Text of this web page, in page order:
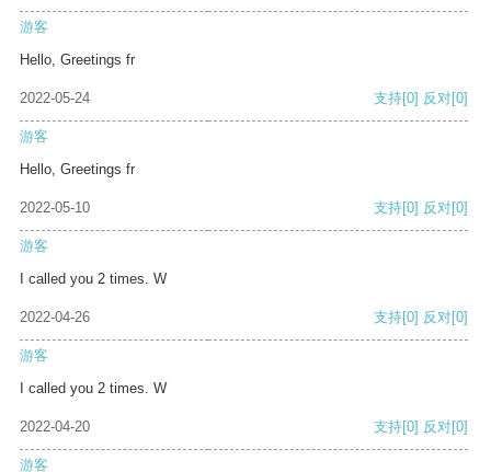
游客
Hello, Greetings fr
2022-05-24 支持[0] 反对[0]
游客
Hello, Greetings fr
2022-05-10 支持[0] 反对[0]
游客
I called you 2 times. W
2022-04-26 支持[0] 反对[0]
游客
I called you 2 times. W
2022-04-20 支持[0] 反对[0]
游客